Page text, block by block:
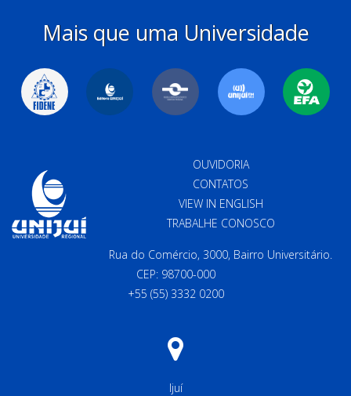
Mais que uma Universidade
OUVIDORIA
CONTATOS
VIEW IN ENGLISH
TRABALHE CONOSCO
Rua do Comércio, 3000, Bairro Universitário.
CEP: 98700-000
+55 (55) 3332 0200
Ijuí